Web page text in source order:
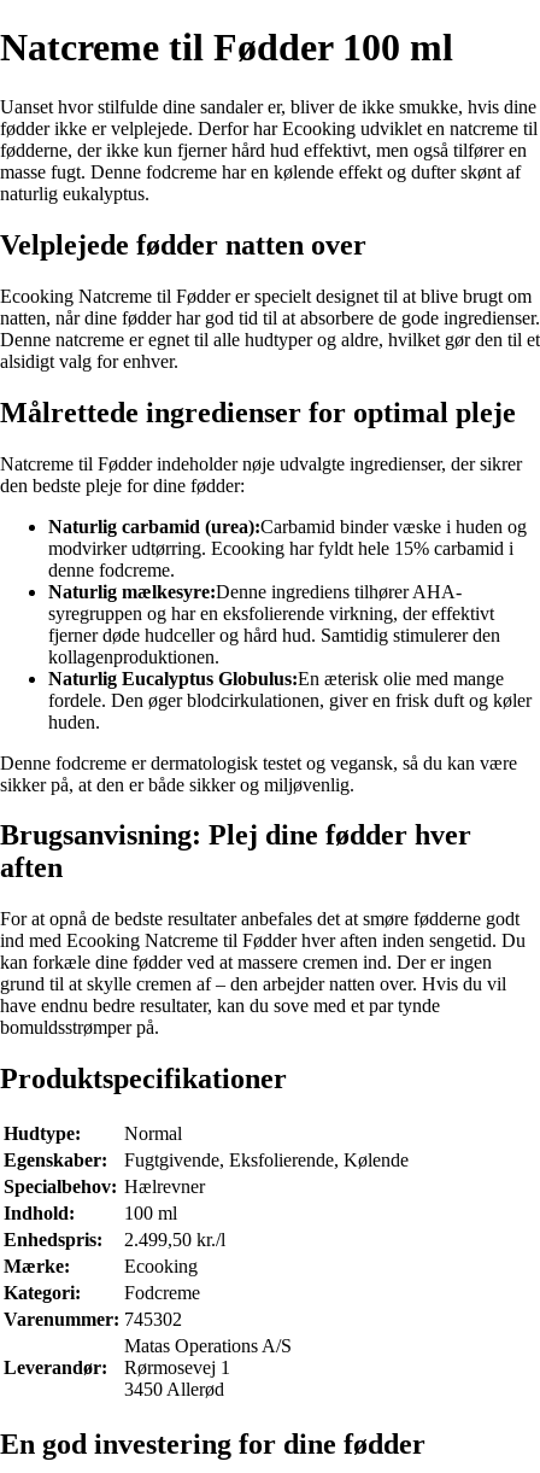
Natcreme til Fødder 100 ml
Uanset hvor stilfulde dine sandaler er, bliver de ikke smukke, hvis dine
fødder ikke er velplejede. Derfor har Ecooking udviklet en natcreme til
fødderne, der ikke kun fjerner hård hud effektivt, men også tilfører en
masse fugt. Denne fodcreme har en kølende effekt og dufter skønt af
naturlig eukalyptus.
Velplejede fødder natten over
Ecooking Natcreme til Fødder er specielt designet til at blive brugt om
natten, når dine fødder har god tid til at absorbere de gode ingredienser.
Denne natcreme er egnet til alle hudtyper og aldre, hvilket gør den til et
alsidigt valg for enhver.
Målrettede ingredienser for optimal pleje
Natcreme til Fødder indeholder nøje udvalgte ingredienser, der sikrer
den bedste pleje for dine fødder:
Naturlig carbamid (urea):Carbamid binder væske i huden og
modvirker udtørring. Ecooking har fyldt hele 15% carbamid i
denne fodcreme.
Naturlig mælkesyre:Denne ingrediens tilhører AHA-
syregruppen og har en eksfolierende virkning, der effektivt
fjerner døde hudceller og hård hud. Samtidig stimulerer den
kollagenproduktionen.
Naturlig Eucalyptus Globulus:En æterisk olie med mange
fordele. Den øger blodcirkulationen, giver en frisk duft og køler
huden.
Denne fodcreme er dermatologisk testet og vegansk, så du kan være
sikker på, at den er både sikker og miljøvenlig.
Brugsanvisning: Plej dine fødder hver
aften
For at opnå de bedste resultater anbefales det at smøre fødderne godt
ind med Ecooking Natcreme til Fødder hver aften inden sengetid. Du
kan forkæle dine fødder ved at massere cremen ind. Der er ingen
grund til at skylle cremen af – den arbejder natten over. Hvis du vil
have endnu bedre resultater, kan du sove med et par tynde
bomuldsstrømper på.
Produktspecifikationer
Hudtype:
Normal
Egenskaber:
Fugtgivende, Eksfolierende, Kølende
Specialbehov: Hælrevner
Indhold:
100 ml
Enhedspris:
2.499,50 kr./l
Mærke:
Ecooking
Kategori:
Fodcreme
Varenummer: 745302
Leverandør:
Matas Operations A/S
Rørmosevej 1
3450 Allerød
En god investering for dine fødder